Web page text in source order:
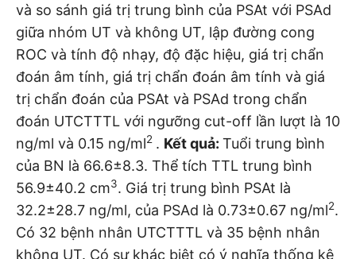
và so sánh giá trị trung bình của PSAt với PSAd
giữa nhóm UT và không UT, lập đường cong
ROC và tính độ nhạy, độ đặc hiệu, giá trị chẩn
đoán âm tính, giá trị chẩn đoán âm tính và giá
trị chẩn đoán của PSAt và PSAd trong chẩn
đoán UTCTTTL với ngưỡng cut-off lần lượt là 10
ng/ml và 0.15 ng/ml2 . Kết quả: Tuổi trung bình
của BN là 66.6±8.3. Thể tích TTL trung bình
56.9±40.2 cm3. Giá trị trung bình PSAt là
32.2±28.7 ng/ml, của PSAd là 0.73±0.67 ng/ml2.
Có 32 bệnh nhân UTCTTTL và 35 bệnh nhân
không UT. Có sự khác biệt có ý nghĩa thống kê